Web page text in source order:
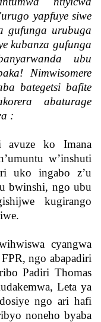
yapfuye siwe
gufunga urubuga
kubanza gufunga
ubu
Nimwisomere
bategetsi bafite
abaturage
:
avuze ko Imana
w’inshuti
uko ingabo z’u
bwinshi, ngo ubu
kugirango
cyangwa
ngo abapadiri
Padiri Thomas
Leta ya
ngo ari hafi
noneho byaba